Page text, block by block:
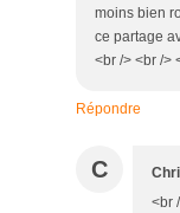
moins bien
ce partage
<br /> <br />
Répondre
C
<br